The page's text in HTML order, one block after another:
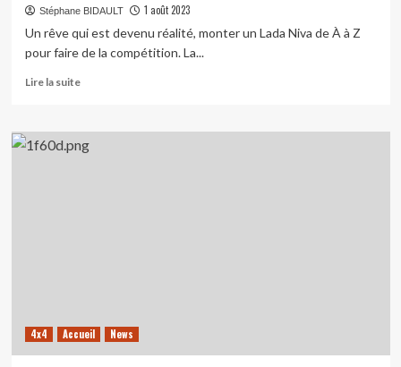
Stéphane BIDAULT 1 août 2023
Un rêve qui est devenu réalité, monter un Lada Niva de À à Z
pour faire de la compétition. La...
Lire la suiteEn
sur
Un
4x4 Accueil News